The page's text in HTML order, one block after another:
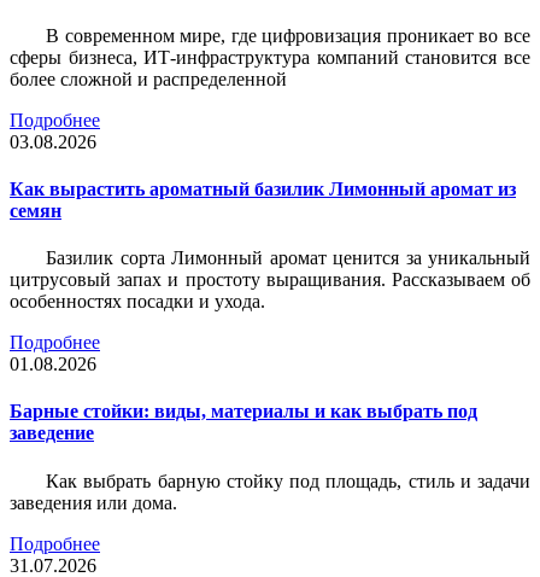
В современном мире, где цифровизация проникает во все
сферы бизнеса, ИТ-инфраструктура компаний становится все
более сложной и распределенной
Подробнее
03.08.2026
Как вырастить ароматный базилик Лимонный аромат из
семян
Базилик сорта Лимонный аромат ценится за уникальный
цитрусовый запах и простоту выращивания. Рассказываем об
особенностях посадки и ухода.
Подробнее
01.08.2026
Барные стойки: виды, материалы и как выбрать под
заведение
Как выбрать барную стойку под площадь, стиль и задачи
заведения или дома.
Подробнее
31.07.2026